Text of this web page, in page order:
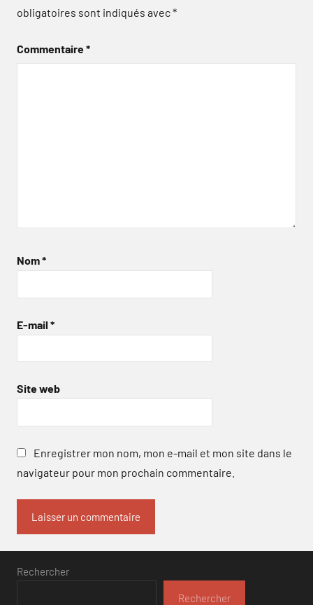
obligatoires sont indiqués avec*
Commentaire*
Nom*
E-mail *
Site web
Enregistrer mon nom, mon e-mail et mon site dans le
navigateur pour mon prochain commentaire.
Rechercher
Rechercher